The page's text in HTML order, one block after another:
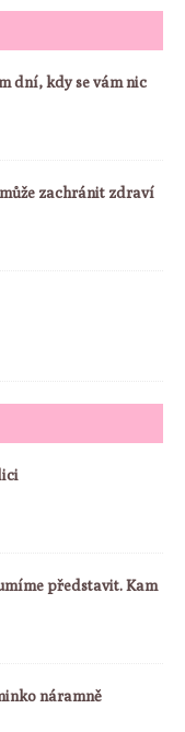
dní, kdy se vám nic
zachránit zdraví
představit. Kam
náramně